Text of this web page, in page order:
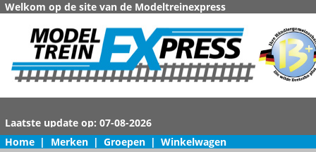
Welkom op de site van de Modeltreinexpress
Home | Merken | Groepen | Winkelwagen